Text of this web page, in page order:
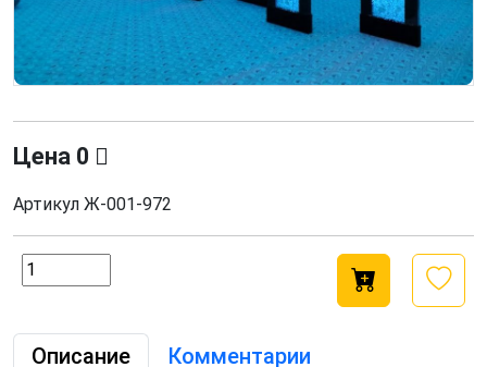
Цена 0
Артикул Ж-001-972
Описание Комментарии